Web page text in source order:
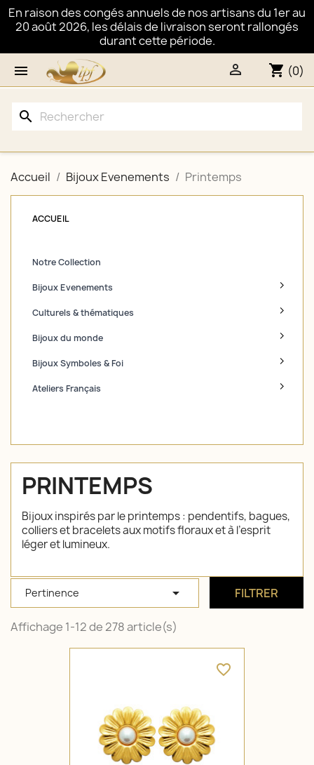
En raison des congés annuels de nos artisans du 1er au
20 août 2026, les délais de livraison seront rallongés
durant cette période.
 shopping_cart (0)

search
Accueil Bijoux Evenements Printemps
ACCUEIL
Notre Collection
Bijoux Evenements
Culturels & thématiques
Bijoux du monde
Bijoux Symboles & Foi
Ateliers Français
PRINTEMPS
Bijoux inspirés par le printemps : pendentifs, bagues,
colliers et bracelets aux motifs floraux et à l’esprit
léger et lumineux.
Pertinence  FILTRER
Affichage 1-12 de 278 article(s)
favorite_border